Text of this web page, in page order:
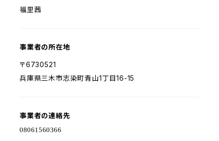
福里茜
事業者の所在地
〒6730521
兵庫県三木市志染町青山1丁目16-15
事業者の連絡先